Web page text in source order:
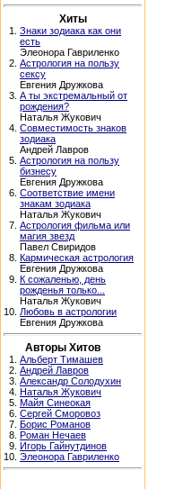
Хиты
1. Знаки зодиака как они
есть
Элеонора Гавриленко
2. Астрология на пользу
сексу
Евгения Дружкова
3. А ты экстремальный от
рождения?
Наталья Жукович
4. Совместимость знаков
зодиака
Андрей Лавров
5. Астрология на пользу
бизнесу
Евгения Дружкова
6. Соответствие имени
знакам зодиака
Наталья Жукович
7. Астрология фильма или
магия звезд
Павел Свиридов
8. Кармическая астрология
Евгения Дружкова
9. К сожаленью, день
рожденья только...
Наталья Жукович
10. Любовь в астрологии
Евгения Дружкова
Авторы Хитов
1. Альберт Тимашев
2. Андрей Лавров
3. Александр Солодухин
4. Наталья Жукович
5. Майя Синеокая
6. Сергей Сморовоз
7. Борис Романов
8. Роман Нечаев
9. Игорь Гайнутдинов
10. Элеонора Гавриленко